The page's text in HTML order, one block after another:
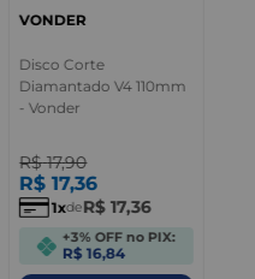
VONDER
Disco Corte
Diamantado V4 110mm
- Vonder
R$ 17,90
R$ 17,36
1 deR$ 17,36
+3% OFF no PIX:
R$ 16,84